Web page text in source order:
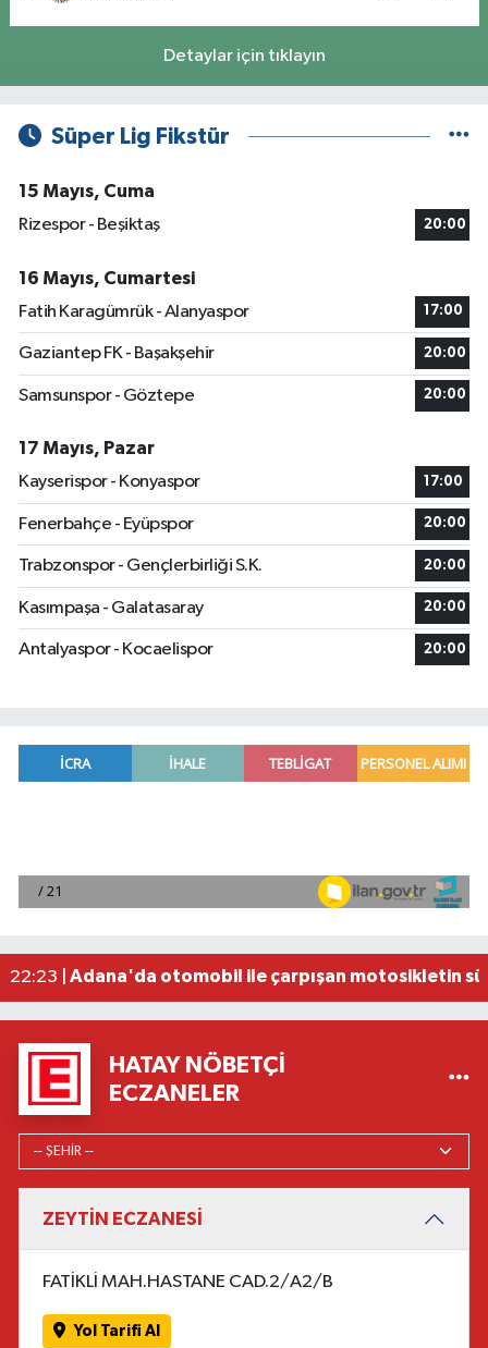
Detaylar için tıklayın
Süper Lig Fikstür
15 Mayıs, Cuma
Rizespor - Beşiktaş
20:00
16 Mayıs, Cumartesi
Fatih Karagümrük - Alanyaspor
17:00
Gaziantep FK - Başakşehir 20:00
Samsunspor - Göztepe 20:00
17 Mayıs, Pazar
Kayserispor - Konyaspor
17:00
Fenerbahçe - Eyüpspor 20:00
Trabzonspor - Gençlerbirliği S.K. 20:00
Kasımpaşa - Galatasaray 20:00
Antalyaspor - Kocaelispor 20:00
23:49 |
Fenerbahçe, avantaj elde etti
22:23 | Adana'da otomobil ile çarpışan motosikletin
HATAY NÖBETÇI
ECZANELER
ZEYTİN ECZANESİ
FATİKLİ MAH.HASTANE CAD.2/A2/B
Yol Tarifi Al